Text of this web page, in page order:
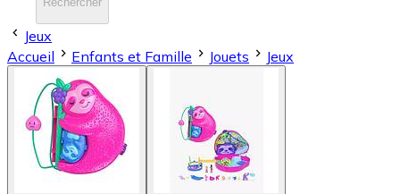
Jeux
Accueil
Enfants et Famille Jouets Jeux